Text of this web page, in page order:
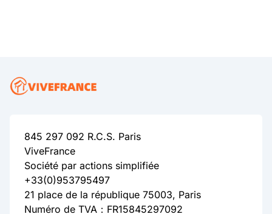
845 297 092 R.C.S. Paris
ViveFrance
Société par actions simplifiée
+33(0)953795497
21 place de la république 75003, Paris
Numéro de TVA：FR15845297092